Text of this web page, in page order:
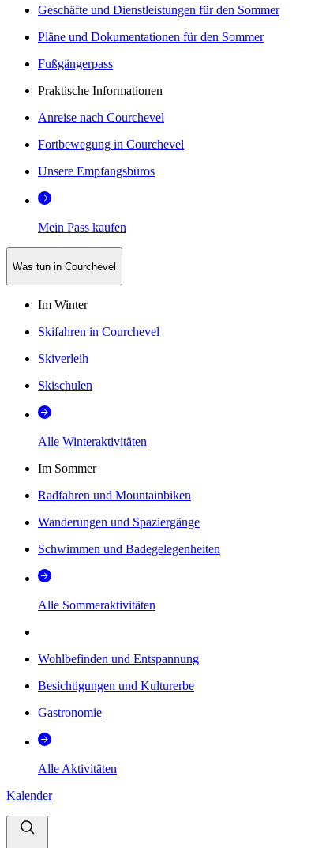
Geschäfte und Dienstleistungen für den Sommer
Pläne und Dokumentationen für den Sommer
Fußgängerpass
Praktische Informationen
Anreise nach Courchevel
Fortbewegung in Courchevel
Unsere Empfangsbüros
Mein Pass kaufen
Was tun in Courchevel
Im Winter
Skifahren in Courchevel
Skiverleih
Skischulen
Alle Winteraktivitäten
Im Sommer
Radfahren und Mountainbiken
Wanderungen und Spaziergänge
Schwimmen und Badegelegenheiten
Alle Sommeraktivitäten
Wohlbefinden und Entspannung
Besichtigungen und Kulturerbe
Gastronomie
Alle Aktivitäten
Kalender